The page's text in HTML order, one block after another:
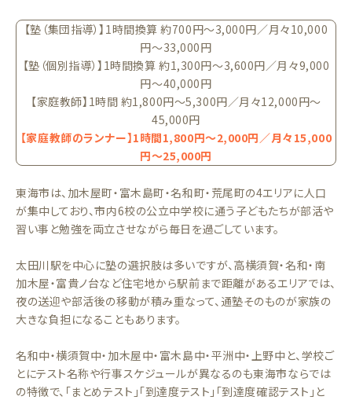
【塾（集団指導）】1時間換算 約700円〜3,000円／月々10,000
円〜33,000円
【塾（個別指導）】1時間換算 約1,300円〜3,600円／月々9,000
円〜40,000円
【家庭教師】1時間 約1,800円〜5,300円／月々12,000円〜
45,000円
【家庭教師のランナー】1時間1,800円〜2,000円／月々15,000
円〜25,000円
東海市は、加木屋町・富木島町・名和町・荒尾町の4エリアに人口
が集中しており、市内6校の公立中学校に通う子どもたちが部活や
習い事と勉強を両立させながら毎日を過ごしています。
太田川駅を中心に塾の選択肢は多いですが、高横須賀・名和・南
加木屋・富貴ノ台など住宅地から駅前まで距離があるエリアでは、
夜の送迎や部活後の移動が積み重なって、通塾そのものが家族の
大きな負担になることもあります。
名和中・横須賀中・加木屋中・富木島中・平洲中・上野中と、学校ご
とにテスト名称や行事スケジュールが異なるのも東海市ならでは
の特徴で、「まとめテスト」「到達度テスト」「到達度確認テスト」と